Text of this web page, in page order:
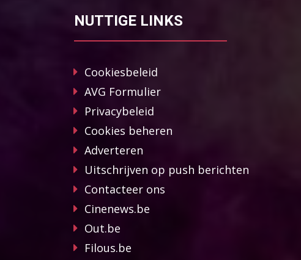
NUTTIGE LINKS
Cookiesbeleid
AVG Formulier
Privacybeleid
Cookies beheren
Adverteren
Uitschrijven op push berichten
Contacteer ons
Cinenews.be
Out.be
Filous.be